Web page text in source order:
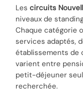
Lescircuits
niveaux de
Chaque catégorie
services adaptés,
établissements de
varient entre
petit-déjeuner
recherchée.